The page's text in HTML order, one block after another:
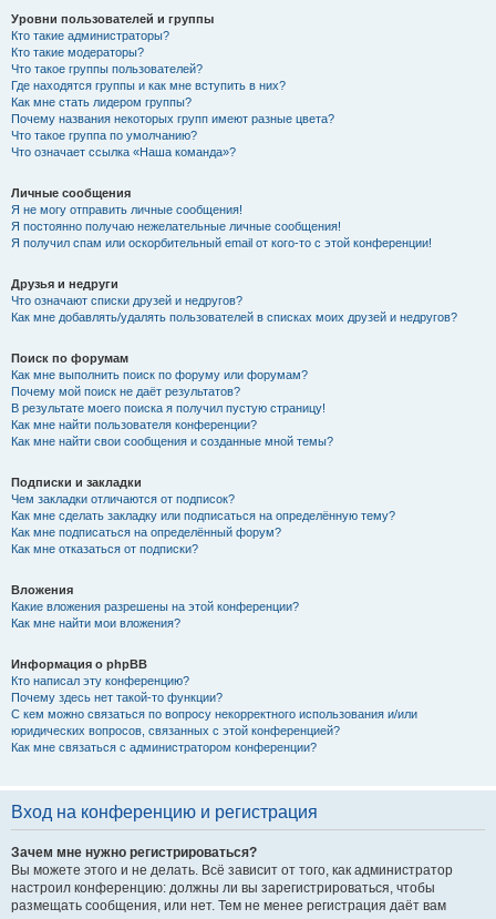
Уровни пользователей и группы
Кто такие администраторы?
Кто такие модераторы?
Что такое группы пользователей?
Где находятся группы и как мне вступить в них?
Как мне стать лидером группы?
Почему названия некоторых групп имеют разные цвета?
Что такое группа по умолчанию?
Что означает ссылка «Наша команда»?
Личные сообщения
Я не могу отправить личные сообщения!
Я постоянно получаю нежелательные личные сообщения!
Я получил спам или оскорбительный email от кого-то с этой конференции!
Друзья и недруги
Что означают списки друзей и недругов?
Как мне добавлять/удалять пользователей в списках моих друзей и недругов?
Поиск по форумам
Как мне выполнить поиск по форуму или форумам?
Почему мой поиск не даёт результатов?
В результате моего поиска я получил пустую страницу!
Как мне найти пользователя конференции?
Как мне найти свои сообщения и созданные мной темы?
Подписки и закладки
Чем закладки отличаются от подписок?
Как мне сделать закладку или подписаться на определённую тему?
Как мне подписаться на определённый форум?
Как мне отказаться от подписки?
Вложения
Какие вложения разрешены на этой конференции?
Как мне найти мои вложения?
Информация о phpBB
Кто написал эту конференцию?
Почему здесь нет такой-то функции?
С кем можно связаться по вопросу некорректного использования и/или
юридических вопросов, связанных с этой конференцией?
Как мне связаться с администратором конференции?
Вход на конференцию и регистрация
Зачем мне нужно регистрироваться?
Вы можете этого и не делать. Всё зависит от того, как администратор
настроил конференцию: должны ли вы зарегистрироваться, чтобы
размещать сообщения, или нет. Тем не менее регистрация даёт вам